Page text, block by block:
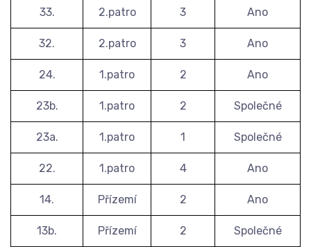
33. 2.patro 3 Ano
32. 2.patro 3 Ano
24. 1.patro 2 Ano
23b. 1.patro 2 Společné
23a. 1.patro 1 Společné
22. 1.patro 4 Ano
14. Přízemí 2 Ano
13b. Přízemí 2 Společné